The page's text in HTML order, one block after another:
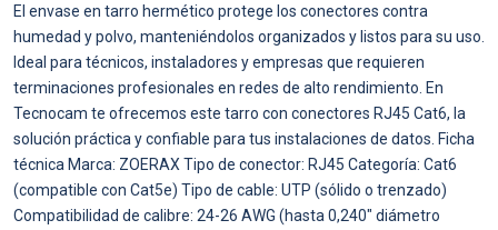
El envase en tarro hermético protege los conectores contra
humedad y polvo, manteniéndolos organizados y listos para su uso.
Ideal para técnicos, instaladores y empresas que requieren
terminaciones profesionales en redes de alto rendimiento. En
Tecnocam te ofrecemos este tarro con conectores RJ45 Cat6, la
solución práctica y confiable para tus instalaciones de datos. Ficha
técnica Marca: ZOERAX Tipo de conector: RJ45 Categoría: Cat6
(compatible con Cat5e) Tipo de cable: UTP (sólido o trenzado)
Compatibilidad de calibre: 24-26 AWG (hasta 0,240" diámetro